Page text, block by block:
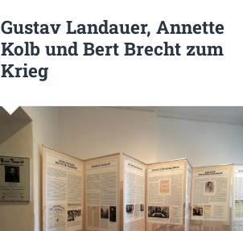
Gustav Landauer, Annette
Kolb und Bert Brecht zum
Krieg